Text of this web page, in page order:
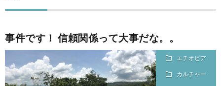
事件です！ 信頼関係って大事だな。。
エチオピア
カルチャー